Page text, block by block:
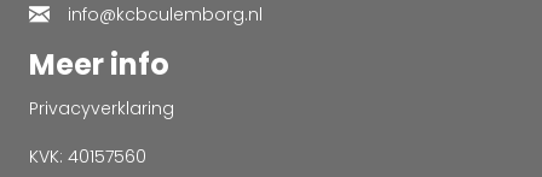
info@kcbculemborg.nl
Meer info
Privacyverklaring
KVK: 40157560